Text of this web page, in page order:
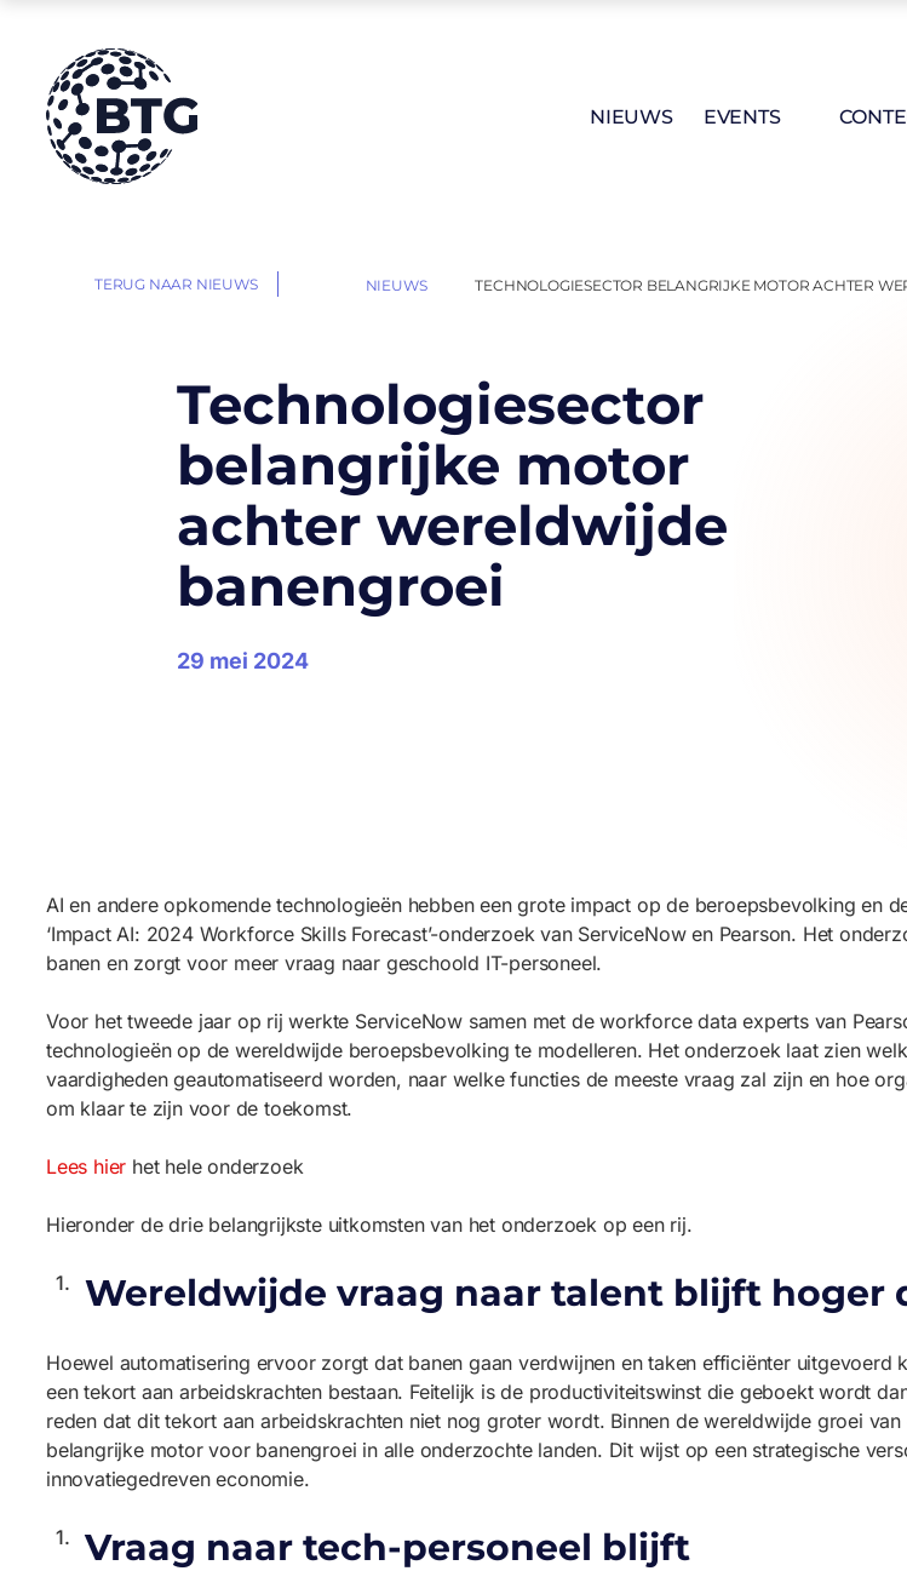
NIEUWS EVENTS
TERUG NAAR NIEUWS NIEUWS TECHNOLOGIESECTOR BELANGRIJKE MOTOR ACHTER
Technologiesector
belangrijke motor
achter wereldwijde
banengroei
29 mei 2024
AI en andere opkomende technologieën hebben een grote impact op de beroepsbevolking en
‘Impact AI: 2024 Workforce Skills Forecast’-onderzoek van ServiceNow en Pearson. Het
banen en zorgt voor meer vraag naar geschoold IT-personeel.
Voor het tweede jaar op rij werkte ServiceNow samen met de workforce data experts van
technologieën op de wereldwijde beroepsbevolking te modelleren. Het onderzoek laat zien
vaardigheden geautomatiseerd worden, naar welke functies de meeste vraag zal zijn en hoe
om klaar te zijn voor de toekomst.
Lees hier het hele onderzoek
Hieronder de drie belangrijkste uitkomsten van het onderzoek op een rij.
Wereldwijde vraag naar talent blijft hoger
Hoewel automatisering ervoor zorgt dat banen gaan verdwijnen en taken efficiënter uitgevoerd
een tekort aan arbeidskrachten bestaan. Feitelijk is de productiviteitswinst die geboekt wordt
reden dat dit tekort aan arbeidskrachten niet nog groter wordt. Binnen de wereldwijde groei
belangrijke motor voor banengroei in alle onderzochte landen. Dit wijst op een strategische
innovatiegedreven economie.
Vraag naar tech-personeel blijft